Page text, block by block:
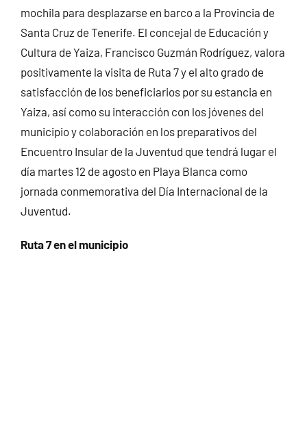
mochila para desplazarse en barco a la Provincia de
Santa Cruz de Tenerife. El concejal de Educación y
Cultura de Yaiza, Francisco Guzmán Rodríguez, valora
positivamente la visita de Ruta 7 y el alto grado de
satisfacción de los beneficiarios por su estancia en
Yaiza, así como su interacción con los jóvenes del
municipio y colaboración en los preparativos del
Encuentro Insular de la Juventud que tendrá lugar el
día martes 12 de agosto en Playa Blanca como
jornada conmemorativa del Día Internacional de la
Juventud.
Ruta 7 en el municipio